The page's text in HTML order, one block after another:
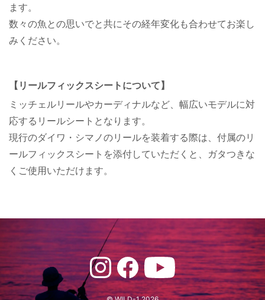
ます。
数々の魚との思いでと共にその経年変化も合わせてお楽し
みください。
【リールフィックスシートについて】
ミッチェルリールやカーディナルなど、幅広いモデルに対
応するリールシートとなります。
現行のダイワ・シマノのリールを装着する際は、付属のリ
ールフィックスシートを添付していただくと、ガタつきな
くご使用いただけます。